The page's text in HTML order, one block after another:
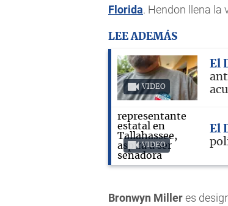
Florida. Hendon llena la
LEE ADEMÁS
VIDEO
El
VIDEO
El
Bronwyn Milleres